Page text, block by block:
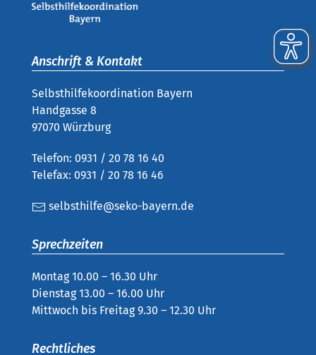
Anschrift & Kontakt
Selbsthilfekoordination Bayern
Handgasse 8
97070 Würzburg
Telefon: 0931 / 20 78 16 40
Telefax: 0931 / 20 78 16 46
selbsthilfe@seko-bayern.de
Sprechzeiten
Montag 10.00 – 16.30 Uhr
Dienstag 13.00 – 16.00 Uhr
Mittwoch bis Freitag 9.30 – 12.30 Uhr
Rechtliches